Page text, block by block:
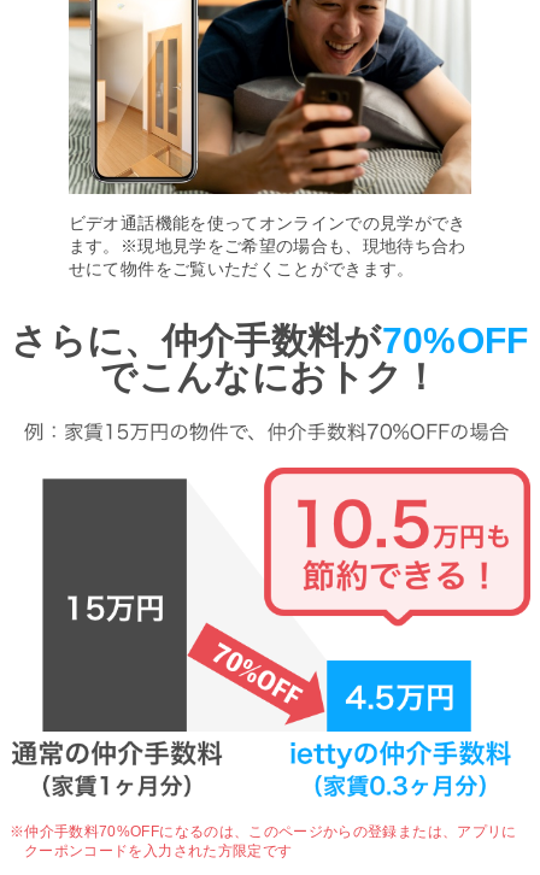
ビデオ通話機能を使ってオンラインでの見学ができ
ます。※現地見学をご希望の場合も、現地待ち合わ
せにて物件をご覧いただくことができます。
さらに、仲介手数料が70%OFF
でこんなにおトク！
※仲介手数料70%OFFになるのは、 このページからの登録または、アプリに
クーポンコードを入力された方限定です